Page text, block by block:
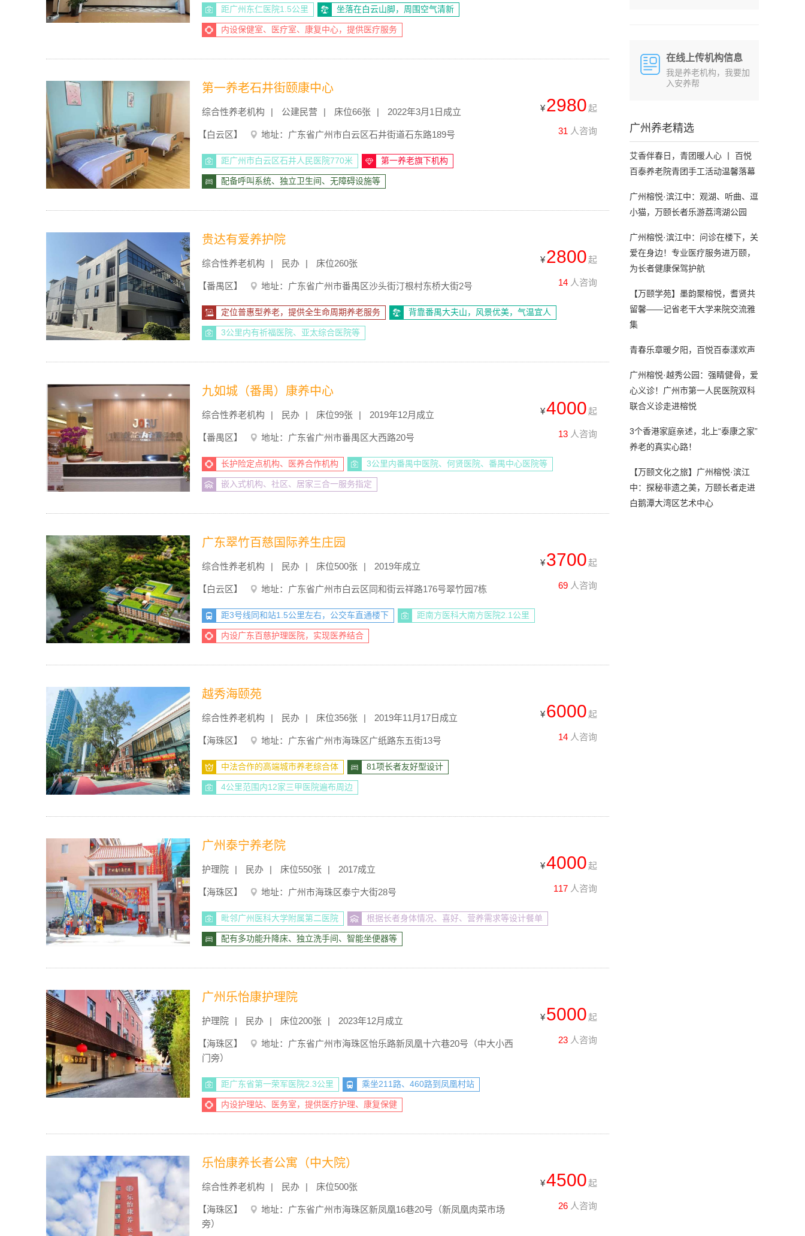
距广州东仁医院1.5公里 坐落在白云山脚，周围空气清新
内设保健室、医疗室、康复中心，提供医疗服务
第一养老石井街颐康中心
综合性养老机构 公建民营 床位66张 2022年3月1日成立
【白云区】 地址：广东省广州市白云区石井街道石东路189号
距广州市白云区石井人民医院770米 第一养老旗下机构
配备呼叫系统、独立卫生间、无障碍设施等
¥2980起
31 人咨询
贵达有爱养护院
综合性养老机构 民办 床位260张
【番禺区】 地址：广东省广州市番禺区沙头街汀根村东桥大街2号
定位普惠型养老，提供全生命周期养老服务 背靠番禺大夫山，风景优美，气温宜人
3公里内有祈福医院、亚太综合医院等
¥2800起
14 人咨询
九如城（番禺）康养中心
综合性养老机构 民办 床位99张 2019年12月成立
【番禺区】 地址：广东省广州市番禺区大西路20号
长护险定点机构、医养合作机构 3公里内番禺中医院、何贤医院、番禺中心医院等
嵌入式机构、社区、居家三合一服务指定
¥4000起
13 人咨询
广东翠竹百慈国际养生庄园
综合性养老机构 民办 床位500张 2019年成立
【白云区】 地址：广东省广州市白云区同和街云祥路176号翠竹园7栋
距3号线同和站1.5公里左右，公交车直通楼下 距南方医科大南方医院2.1公里
内设广东百慈护理医院，实现医养结合
¥3700起
69 人咨询
越秀海颐苑
综合性养老机构 民办 床位356张 2019年11月17日成立
【海珠区】 地址：广东省广州市海珠区广纸路东五街13号
中法合作的高端城市养老综合体 81项长者友好型设计
4公里范围内12家三甲医院遍布周边
¥6000起
14 人咨询
广州泰宁养老院
护理院 民办 床位550张 2017成立
【海珠区】 地址：广州市海珠区泰宁大街28号
毗邻广州医科大学附属第二医院 根据长者身体情况、喜好、营养需求等设计餐单
配有多功能升降床、独立洗手间、智能坐便器等
¥4000起
117 人咨询
广州乐怡康护理院
护理院 民办 床位200张 2023年12月成立
【海珠区】
地址：广东省广州市海珠区怡乐路新凤凰十六巷20号（中大小西
门旁）
距广东省第一荣军医院2.3公里 乘坐211路、460路到凤凰村站
内设护理站、医务室，提供医疗护理、康复保健
¥5000起
23 人咨询
乐怡康养长者公寓（中大院）
综合性养老机构 民办 床位500张
【海珠区】
地址：广东省广州市海珠区新凤凰16巷20号（新凤凰肉菜市场
旁）
¥4500起
26 人咨询
在线上传机构信息
我是养老机构，我要加
入安养帮
广州养老精选
艾香伴春日，青团暖人心 丨 百悦
百泰养老院青团手工活动温馨落幕
广州榕悦·滨江中：观湖、听曲、逗
小猫，万颐长者乐游荔湾湖公园
广州榕悦·滨江中：问诊在楼下，关
爱在身边！专业医疗服务进万颐，
为长者健康保驾护航
【万颐学苑】墨韵聚榕悦，耆贤共
留馨——记省老干大学来院交流雅
集
青春乐章暖夕阳，百悦百泰漾欢声
广州榕悦·越秀公园：强睛健骨，爱
心义诊！广州市第一人民医院双科
联合义诊走进榕悦
3个香港家庭亲述，北上“泰康之家”
养老的真实心路！
【万颐文化之旅】广州榕悦·滨江
中：探秘非遗之美，万颐长者走进
白鹅潭大湾区艺术中心